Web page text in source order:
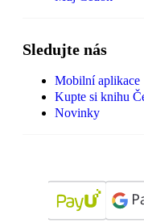
Sledujte nás
Mobilní aplikace
Kupte si knihu
Novinky